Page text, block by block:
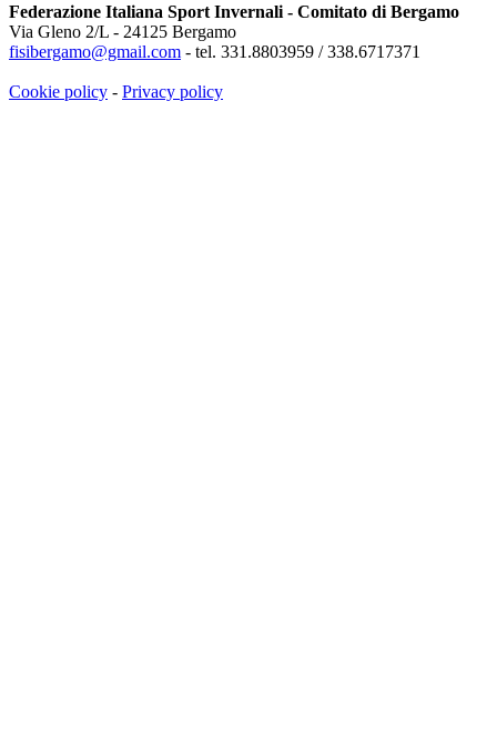
Federazione Italiana Sport Invernali - Comitato di Bergamo
Via Gleno 2/L - 24125 Bergamo
fisibergamo@gmail.com - tel. 331.8803959 / 338.6717371
Cookie policy - Privacy policy